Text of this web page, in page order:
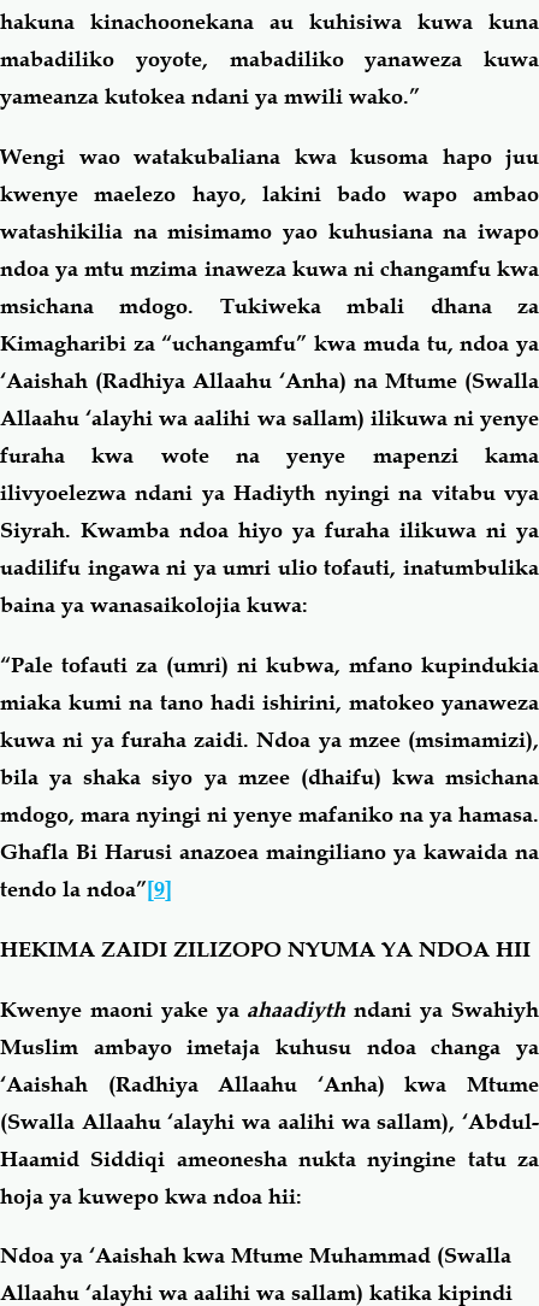
hakuna kinachoonekana au kuhisiwa kuwa kuna
mabadiliko yoyote, mabadiliko yanaweza kuwa
yameanza kutokea ndani ya mwili wako.”
Wengi wao watakubaliana kwa kusoma hapo juu
kwenye maelezo hayo, lakini bado wapo ambao
watashikilia na misimamo yao kuhusiana na iwapo
ndoa ya mtu mzima inaweza kuwa ni changamfu kwa
msichana mdogo. Tukiweka mbali dhana za
Kimagharibi za “uchangamfu” kwa muda tu, ndoa ya
‘Aaishah (Radhiya Allaahu ‘Anha) na Mtume (Swalla
Allaahu ‘alayhi wa aalihi wa sallam) ilikuwa ni yenye
furaha kwa wote na yenye mapenzi kama
ilivyoelezwa ndani ya Hadiyth nyingi na vitabu vya
Siyrah. Kwamba ndoa hiyo ya furaha ilikuwa ni ya
uadilifu ingawa ni ya umri ulio tofauti, inatumbulika
baina ya wanasaikolojia kuwa:
“Pale tofauti za (umri) ni kubwa, mfano kupindukia
miaka kumi na tano hadi ishirini, matokeo yanaweza
kuwa ni ya furaha zaidi. Ndoa ya mzee (msimamizi),
bila ya shaka siyo ya mzee (dhaifu) kwa msichana
mdogo, mara nyingi ni yenye mafaniko na ya hamasa.
Ghafla Bi Harusi anazoea maingiliano ya kawaida na
tendo la ndoa”[9]
HEKIMA ZAIDI ZILIZOPO NYUMA YA NDOA HII
Kwenye maoni yake ya ahaadiyth ndani ya Swahiyh
Muslim ambayo imetaja kuhusu ndoa changa ya
‘Aaishah (Radhiya Allaahu ‘Anha) kwa Mtume
(Swalla Allaahu ‘alayhi wa aalihi wa sallam), ‘Abdul-
Haamid Siddiqi ameonesha nukta nyingine tatu za
hoja ya kuwepo kwa ndoa hii:
Ndoa ya ‘Aaishah kwa Mtume Muhammad (Swalla
Allaahu ‘alayhi wa aalihi wa sallam) katika kipindi